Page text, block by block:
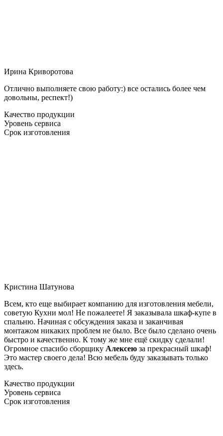
Ирина Криворотова
Отлично выполняете свою работу:) все остались более чем
довольны, респект!)
Качество продукции
Уровень сервиса
Срок изготовления
Кристина Шатунова
Всем, кто еще выбирает компанию для изготовления мебели,
советую Кухни мол! Не пожалеете! Я заказывала шкаф-купе в
спальню. Начиная с обсуждения заказа и заканчивая
монтажом никаких проблем не было. Все было сделано очень
быстро и качественно. К тому же мне ещё скидку сделали!
Огромное спасибо сборщику Алексею за прекрасный шкаф!
Это мастер своего дела! Всю мебель буду заказывать только
здесь.
Качество продукции
Уровень сервиса
Срок изготовления